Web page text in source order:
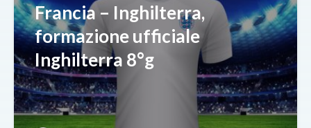
Francia – Inghilterra,
formazione ufficiale
Inghilterra 8°g